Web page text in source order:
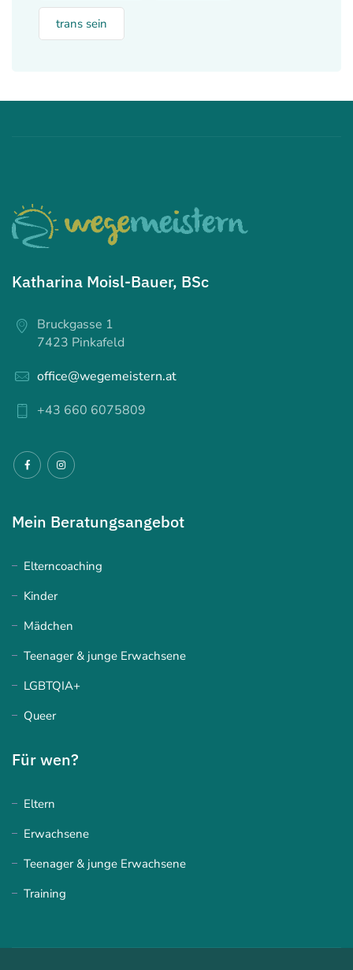
trans sein
Katharina Moisl-Bauer, BSc
Bruckgasse 1
7423 Pinkafeld
office@wegemeistern.at
+43 660 6075809
Mein Beratungsangebot
Elterncoaching
Kinder
Mädchen
Teenager & junge Erwachsene
LGBTQIA+
Queer
Für wen?
Eltern
Erwachsene
Teenager & junge Erwachsene
Training